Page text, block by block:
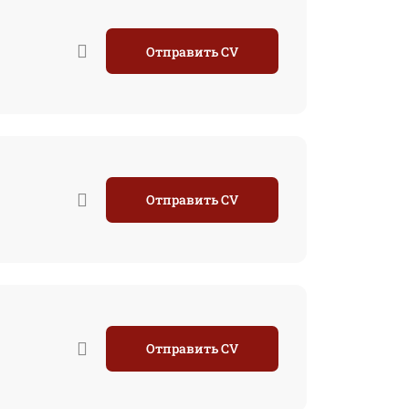
Отправить CV
Отправить CV
Отправить CV